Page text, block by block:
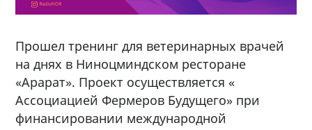
Прошел тренинг для ветеринарных врачей
на днях в Ниноцминдском ресторане
«Арарат». Проект осуществляется «
Ассоциацией Фермеров Будущего» при
финансировании международной